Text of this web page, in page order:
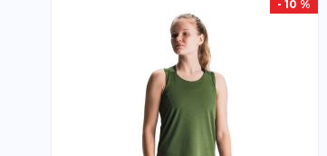
- 10 %